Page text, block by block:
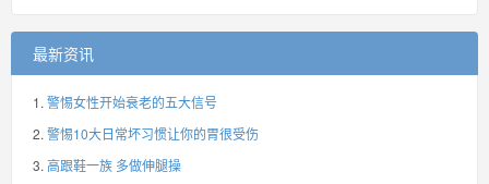
最新资讯
警惕女性开始衰老的五大信号
警惕10大日常坏习惯让你的胃很受伤
高跟鞋一族 多做伸腿操